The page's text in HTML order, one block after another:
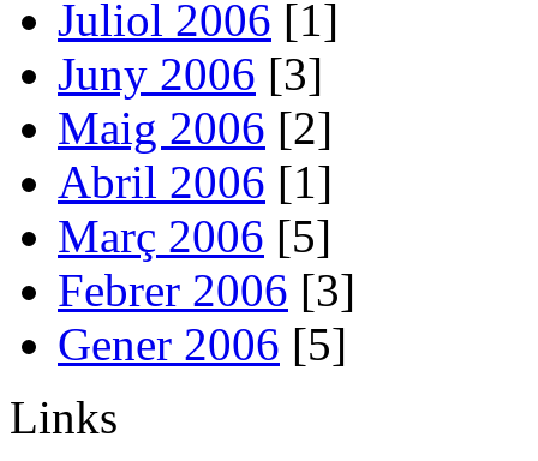
Juliol 2006 [1]
Juny 2006 [3]
Maig 2006 [2]
Abril 2006 [1]
Març 2006 [5]
Febrer 2006 [3]
Gener 2006 [5]
Links